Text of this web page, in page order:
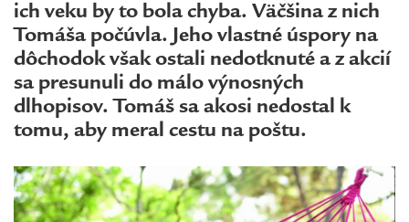
ich veku by to bola chyba. Väčšina z nich
Tomáša počúvla. Jeho vlastné úspory na
dôchodok však ostali nedotknuté a z akcií
sa presunuli do málo výnosných
dlhopisov. Tomáš sa akosi nedostal k
tomu, aby meral cestu na poštu.